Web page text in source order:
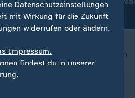
Liveblog
nach oben
Datenschutzeinstellungen
mit Wirkung für die Zukunft
widerrufen oder ändern.
Impressum.
findest du in unserer